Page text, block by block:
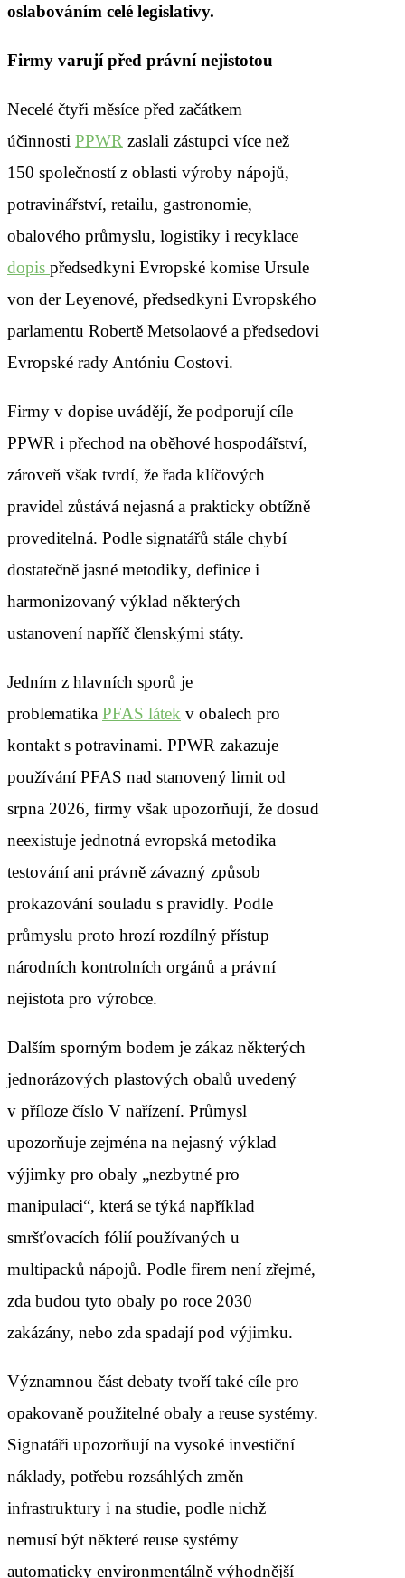
oslabováním celé legislativy.
Firmy varují před právní nejistotou
Necelé čtyři měsíce před začátkem
účinnosti PPWR zaslali zástupci více než
150 společností z oblasti výroby nápojů,
potravinářství, retailu, gastronomie,
obalového průmyslu, logistiky i recyklace
dopis předsedkyni Evropské komise Ursule
von der Leyenové, předsedkyni Evropského
parlamentu Robertě Metsolaové a předsedovi
Evropské rady Antóniu Costovi.
Firmy v dopise uvádějí, že podporují cíle
PPWR i přechod na oběhové hospodářství,
zároveň však tvrdí, že řada klíčových
pravidel zůstává nejasná a prakticky obtížně
proveditelná. Podle signatářů stále chybí
dostatečně jasné metodiky, definice i
harmonizovaný výklad některých
ustanovení napříč členskými státy.
Jedním z hlavních sporů je
problematika PFAS látek v obalech pro
kontakt s potravinami. PPWR zakazuje
používání PFAS nad stanovený limit od
srpna 2026, firmy však upozorňují, že dosud
neexistuje jednotná evropská metodika
testování ani právně závazný způsob
prokazování souladu s pravidly. Podle
průmyslu proto hrozí rozdílný přístup
národních kontrolních orgánů a právní
nejistota pro výrobce.
Dalším sporným bodem je zákaz některých
jednorázových plastových obalů uvedený
v příloze číslo V nařízení. Průmysl
upozorňuje zejména na nejasný výklad
výjimky pro obaly „nezbytné pro
manipulaci“, která se týká například
smršťovacích fólií používaných u
multipacků nápojů. Podle firem není zřejmé,
zda budou tyto obaly po roce 2030
zakázány, nebo zda spadají pod výjimku.
Významnou část debaty tvoří také cíle pro
opakovaně použitelné obaly a reuse systémy.
Signatáři upozorňují na vysoké investiční
náklady, potřebu rozsáhlých změn
infrastruktury i na studie, podle nichž
nemusí být některé reuse systémy
automaticky environmentálně výhodnější